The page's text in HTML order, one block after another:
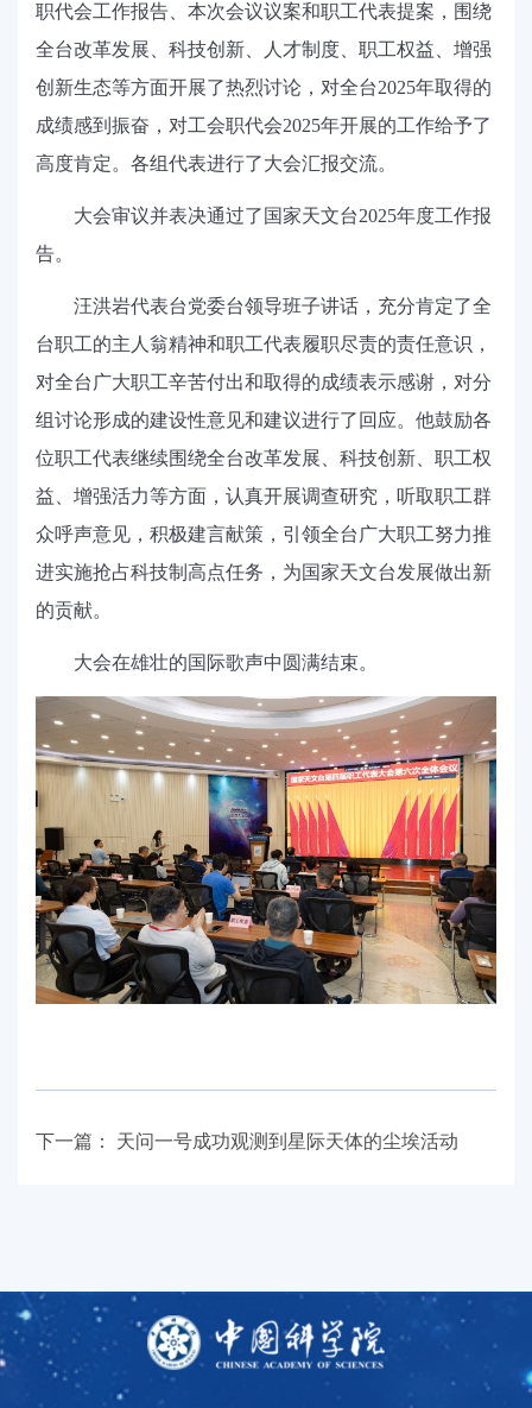
职代会工作报告、本次会议议案和职工代表提案，围绕
全台改革发展、科技创新、人才制度、职工权益、增强
创新生态等方面开展了热烈讨论，对全台2025年取得的
成绩感到振奋，对工会职代会2025年开展的工作给予了
高度肯定。各组代表进行了大会汇报交流。
大会审议并表决通过了国家天文台2025年度工作报
告。
汪洪岩代表台党委台领导班子讲话，充分肯定了全
台职工的主人翁精神和职工代表履职尽责的责任意识，
对全台广大职工辛苦付出和取得的成绩表示感谢，对分
组讨论形成的建设性意见和建议进行了回应。他鼓励各
位职工代表继续围绕全台改革发展、科技创新、职工权
益、增强活力等方面，认真开展调查研究，听取职工群
众呼声意见，积极建言献策，引领全台广大职工努力推
进实施抢占科技制高点任务，为国家天文台发展做出新
的贡献。
大会在雄壮的国际歌声中圆满结束。
下一篇： 天问一号成功观测到星际天体的尘埃活动